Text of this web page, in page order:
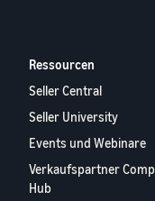
Ressourcen
Seller Central
Seller University
Events und Webinare
Verkaufspartner
Hub